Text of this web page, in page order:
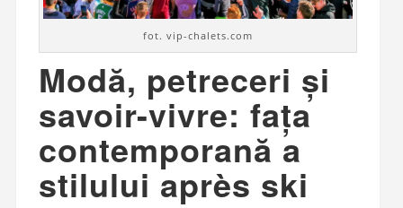
fot. vip-chalets.com
Modă, petreceri și
savoir-vivre: fața
contemporană a
stilului après ski